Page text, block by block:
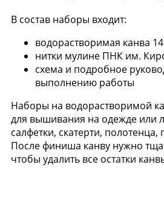
В состав наборы входит:
водорастворимая канва
нитки мулине ПНК им.
схема и подробное
выполнению работы
Наборы на водорастворимой
для вышивания на одежде или
салфетки, скатерти, полотенца,
После финиша канву нужно
чтобы удалить все остатки